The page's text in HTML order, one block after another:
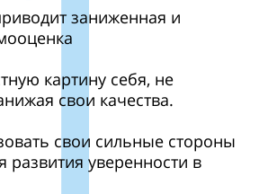
заниженная и
картину себя, не
свои качества.
свои сильные стороны
развития уверенности в